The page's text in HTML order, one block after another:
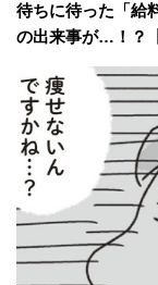
待ちに待った「給
の出来事が…！？